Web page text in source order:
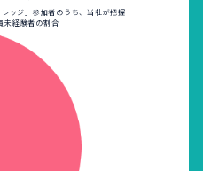
ッジ」参加者のうち、当社が把握
未経験者の割合